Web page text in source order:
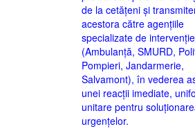
de la cetățeni și
acestora către agențiile
specializate de intervenție
(Ambulanță, SMURD,
Pompieri, Jandarmerie,
Salvamont), în vederea
unei reacții imediate,
unitare pentru
urgențelor.